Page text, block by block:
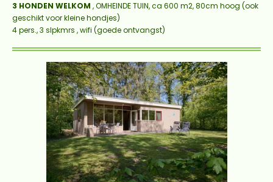
3 HONDEN WELKOM , OMHEINDE TUIN, ca 600 m2, 80cm hoog (ook
geschikt voor kleine hondjes)
4 pers., 3 slpkmrs , wifi (goede ontvangst)